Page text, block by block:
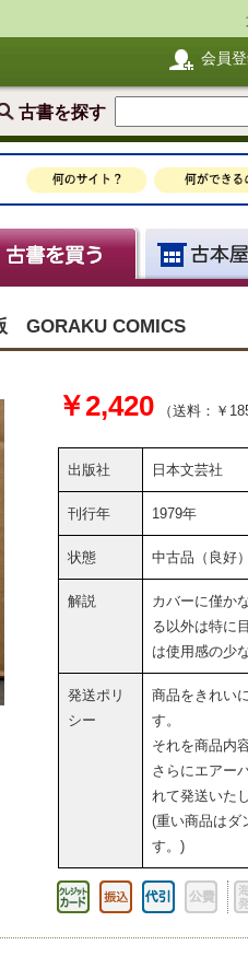
会員
古書を探す
GORAKU COMICS
￥2,420 （送料：￥
出版社 日本文芸社
刊行年 1979年
状態 中古品（良好）
解説
カバーに僅か
る以外は特に
は使用感の少
発送ポリ
シー
商品をきれい
す。
それを商品内
さらにエアー
れて発送いた
(重い商品はダ
す。)